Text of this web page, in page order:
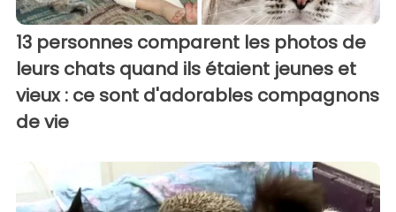
13 personnes comparent les photos de
leurs chats quand ils étaient jeunes et
vieux : ce sont d'adorables compagnons
de vie